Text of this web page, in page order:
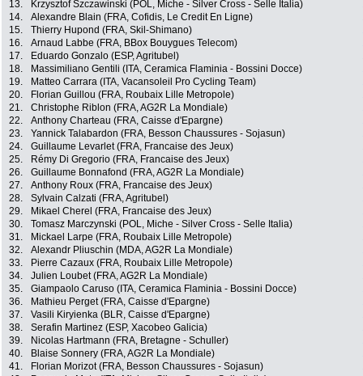
13.
Krzysztof Szczawinski (POL, Miche - Silver Cross - Selle Italia)
14.
Alexandre Blain (FRA, Cofidis, Le Credit En Ligne)
15.
Thierry Hupond (FRA, Skil-Shimano)
16.
Arnaud Labbe (FRA, BBox Bouygues Telecom)
17.
Eduardo Gonzalo (ESP, Agritubel)
18.
Massimiliano Gentili (ITA, Ceramica Flaminia - Bossini Docce)
19.
Matteo Carrara (ITA, Vacansoleil Pro Cycling Team)
20.
Florian Guillou (FRA, Roubaix Lille Metropole)
21.
Christophe Riblon (FRA, AG2R La Mondiale)
22.
Anthony Charteau (FRA, Caisse d'Epargne)
23.
Yannick Talabardon (FRA, Besson Chaussures - Sojasun)
24.
Guillaume Levarlet (FRA, Francaise des Jeux)
25.
Rémy Di Gregorio (FRA, Francaise des Jeux)
26.
Guillaume Bonnafond (FRA, AG2R La Mondiale)
27.
Anthony Roux (FRA, Francaise des Jeux)
28.
Sylvain Calzati (FRA, Agritubel)
29.
Mikael Cherel (FRA, Francaise des Jeux)
30.
Tomasz Marczynski (POL, Miche - Silver Cross - Selle Italia)
31.
Mickael Larpe (FRA, Roubaix Lille Metropole)
32.
Alexandr Pliuschin (MDA, AG2R La Mondiale)
33.
Pierre Cazaux (FRA, Roubaix Lille Metropole)
34.
Julien Loubet (FRA, AG2R La Mondiale)
35.
Giampaolo Caruso (ITA, Ceramica Flaminia - Bossini Docce)
36.
Mathieu Perget (FRA, Caisse d'Epargne)
37.
Vasili Kiryienka (BLR, Caisse d'Epargne)
38.
Serafin Martinez (ESP, Xacobeo Galicia)
39.
Nicolas Hartmann (FRA, Bretagne - Schuller)
40.
Blaise Sonnery (FRA, AG2R La Mondiale)
41.
Florian Morizot (FRA, Besson Chaussures - Sojasun)